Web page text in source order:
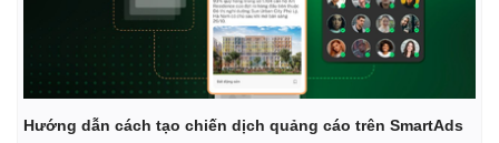
Hướng dẫn cách tạo chiến dịch quảng cáo trên SmartAds